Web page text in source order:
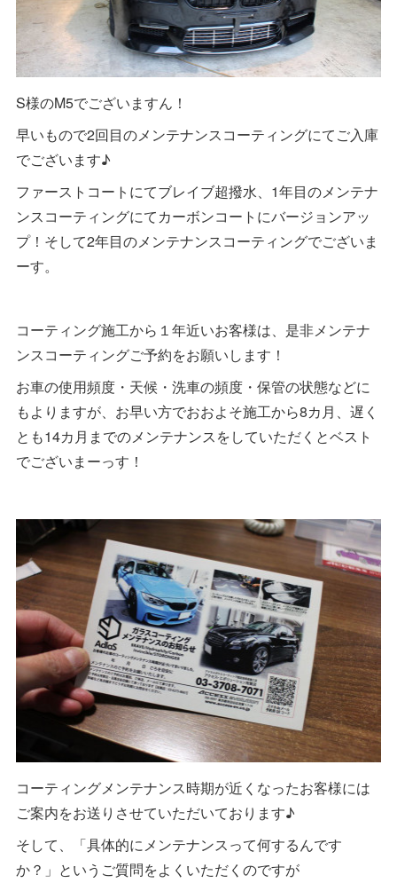
S様のM5でございますん！
早いもので2回目のメンテナンスコーティングにてご入庫
でございます♪
ファーストコートにてブレイブ超撥水、1年目のメンテナ
ンスコーティングにてカーボンコートにバージョンアッ
プ！そして2年目のメンテナンスコーティングでございま
ーす。
コーティング施工から１年近いお客様は、是非メンテナ
ンスコーティングご予約をお願いします！
お車の使用頻度・天候・洗車の頻度・保管の状態などに
もよりますが、お早い方でおおよそ施工から8カ月、遅く
とも14カ月までのメンテナンスをしていただくとベスト
でございまーっす！
コーティングメンテナンス時期が近くなったお客様には
ご案内をお送りさせていただいております♪
そして、「具体的にメンテナンスって何するんです
か？」というご質問をよくいただくのですが